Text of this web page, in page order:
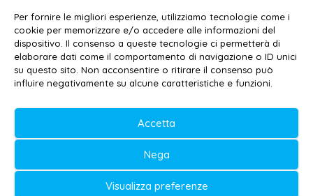
Per fornire le migliori esperienze, utilizziamo tecnologie come i
cookie per memorizzare e/o accedere alle informazioni del
dispositivo. Il consenso a queste tecnologie ci permetterà di
elaborare dati come il comportamento di navigazione o ID unici
su questo sito. Non acconsentire o ritirare il consenso può
influire negativamente su alcune caratteristiche e funzioni.
Accetta
Nega
Visualizza preferenze
Email: redazione@galatina24.it
Contatti –Disclaimer
Privacy policy –Cookie policy
Testata iscritta al n. 11/2020 Registro della
Stampa Tribunale di Lecce
Editore e direttore responsabile: